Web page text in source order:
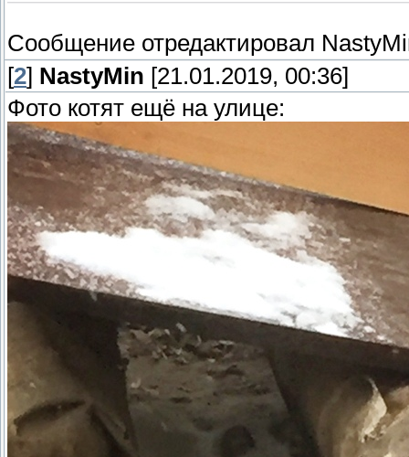
Сообщение отредактировал
[2] NastyMin [21.01.2019, 00:36]
Фото котят ещё на улице: